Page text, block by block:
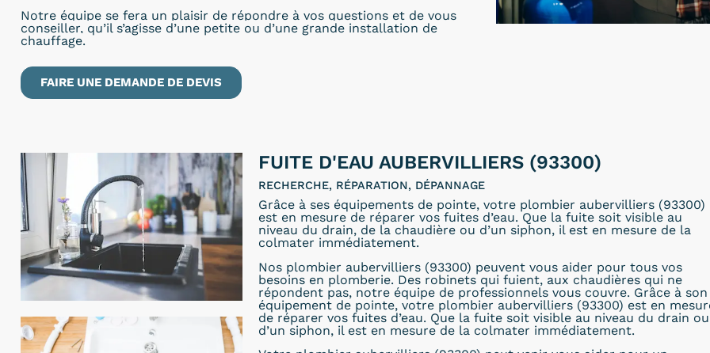
Notre équipe se fera un plaisir de répondre à vos questions et de vous
conseiller, qu’il s’agisse d’une petite ou d’une grande installation de
chauffage.
FAIRE UNE DEMANDE DE DEVIS
FUITE D'EAU AUBERVILLIERS (93300)
RECHERCHE, RÉPARATION, DÉPANNAGE
Grâce à ses équipements de pointe, votre plombier aubervilliers (93300)
est en mesure de réparer vos fuites d’eau. Que la fuite soit visible au
niveau du drain, de la chaudière ou d’un siphon, il est en mesure de la
colmater immédiatement.
Nos plombier aubervilliers (93300) peuvent vous aider pour tous vos
besoins en plomberie. Des robinets qui fuient, aux chaudières qui ne
répondent pas, notre équipe de professionnels vous couvre. Grâce à son
équipement de pointe, votre plombier aubervilliers (93300) est en
de réparer vos fuites d’eau. Que la fuite soit visible au niveau du drain ou
d’un siphon, il est en mesure de la colmater immédiatement.